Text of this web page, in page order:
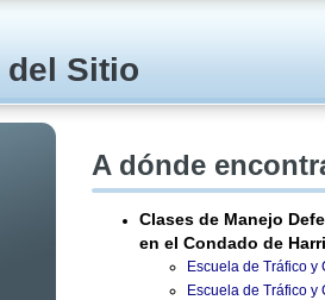
del Sitio
A dónde
Clases de Manejo
en el Condado de
Escuela de Tráfico
Escuela de Tráfico